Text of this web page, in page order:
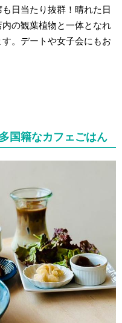
日当たり抜群！晴れた日
の観葉植物と一体となれ
。デートや女子会にもお
国籍なカフェごはん